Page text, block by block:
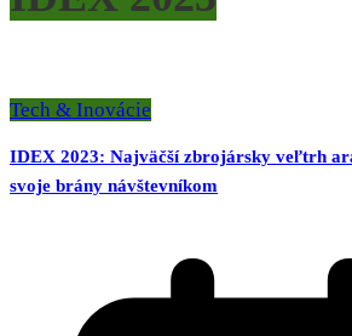
Tech & Inovácie
IDEX 2023: Najväčší zbrojársky veľtrh
svoje brány návštevníkom